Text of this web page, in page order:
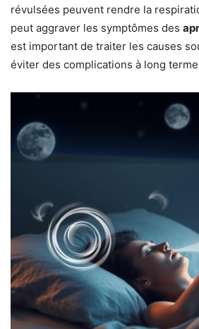
révulsées peuvent rendre la
peut aggraver les symptômes des
est important de traiter les causes
éviter des complications à long